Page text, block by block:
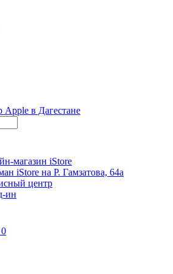
магазин iStore
iStore на Р. Гамзатова, 64а
центр
ин
0